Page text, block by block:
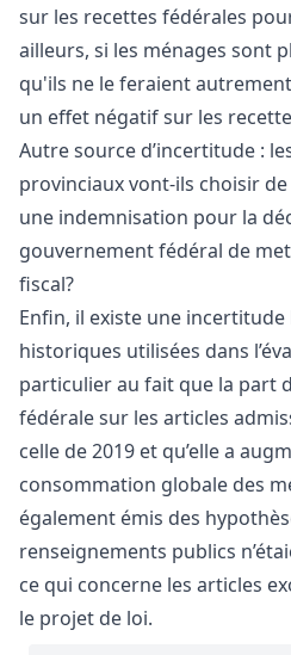
sur les recettes fédérales
ailleurs, si les ménages sont
qu'ils ne le feraient
un effet négatif sur les
Autre source d’incertitude :
provinciaux vont-ils choisir
une indemnisation pour la
gouvernement fédéral de
fiscal?
Enfin, il existe une incertitude
historiques utilisées dans
particulier au fait que la part
fédérale sur les articles
celle de 2019 et qu’elle a
consommation globale des
également émis des
renseignements publics
ce qui concerne les articles
le projet de loi.